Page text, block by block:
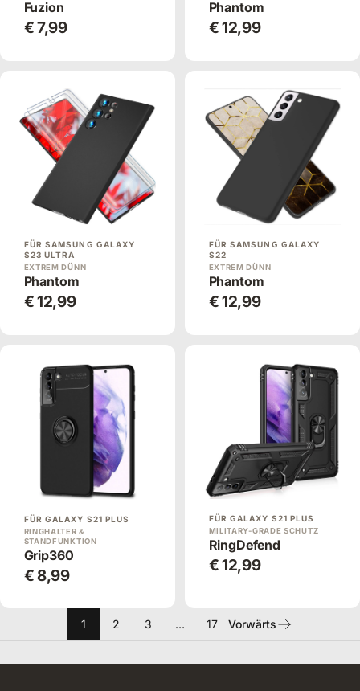
Fuzion
€ 7,99
Phantom
€ 12,99
FÜR SAMSUNG GALAXY
S23 ULTRA
EXTREM DÜNN
Phantom
€ 12,99
FÜR SAMSUNG GALAXY
S22
EXTREM DÜNN
Phantom
€ 12,99
FÜR GALAXY S21 PLUS
RINGHALTER &
STANDFUNKTION
Grip360
€ 8,99
FÜR GALAXY S21 PLUS
MILITARY-GRADE SCHUTZ
RingDefend
€ 12,99
1 2 3 … 17 Vorwärts